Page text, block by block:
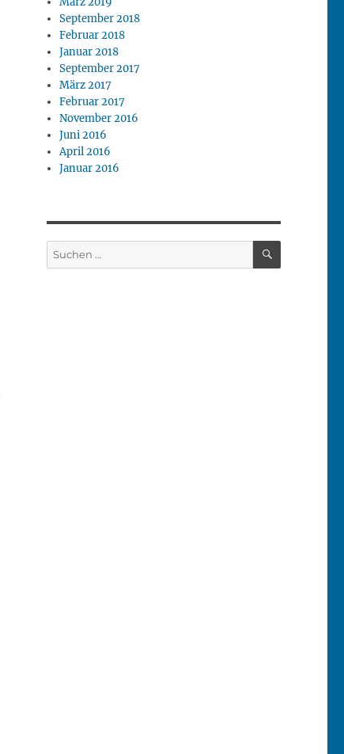
September 2018
Februar 2018
Januar 2018
September 2017
März 2017
Februar 2017
November 2016
Juni 2016
April 2016
Januar 2016
Suchen
nach:
SUCHEN